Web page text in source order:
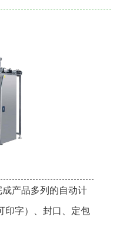
产品多列的自动计
印字）、封口、定包